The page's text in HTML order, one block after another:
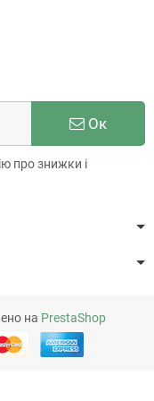
для дівчинки
Ок
про знижки і
на PrestaShop